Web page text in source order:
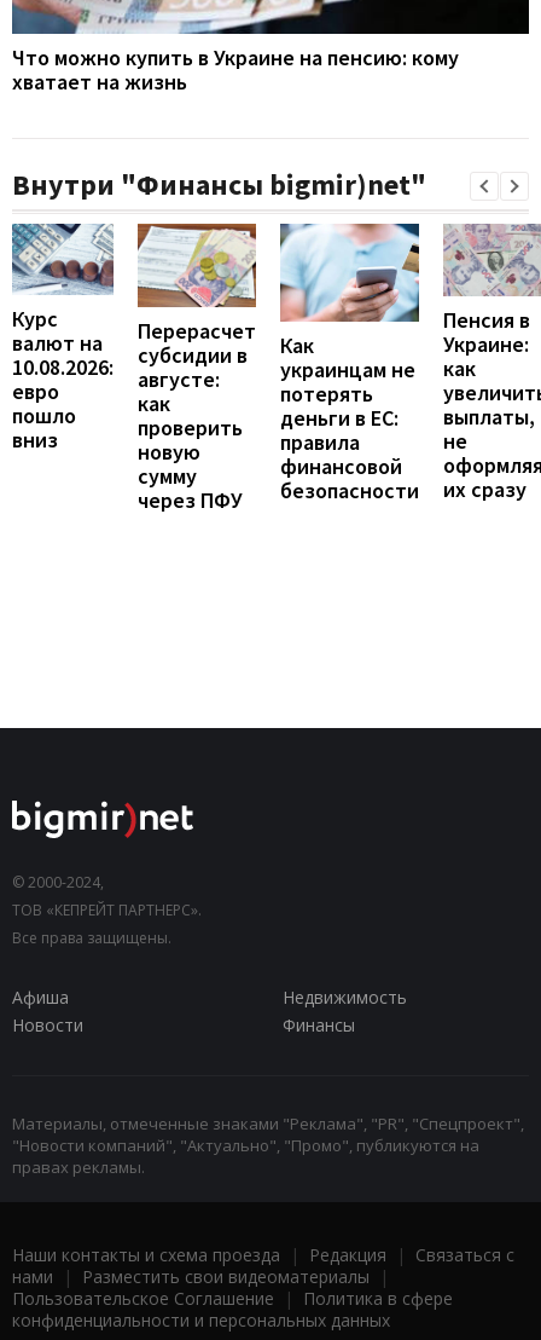
Что можно купить в Украине на пенсию: кому
хватает на жизнь
Внутри "Финансы bigmir)net"
Курс
валют на
10.08.2026:
евро
пошло
вниз
Перерасчет
субсидии в
августе:
как
проверить
новую
сумму
через ПФУ
Как
украинцам не
потерять
деньги в ЕС:
правила
финансовой
безопасности
Пенсия в
Украине:
как
выплаты,
не
их сразу
© 2000-2024,
ТОВ «КЕПРЕЙТ ПАРТНЕРС».
Все права защищены.
Афиша
Недвижимость
Новости
Финансы
Материалы, отмеченные знаками "Реклама", "PR", "Спецпроект",
"Новости компаний", "Актуально", "Промо", публикуются на
правах рекламы.
Наши контакты и схема проезда | Редакция | Связаться с
нами | Разместить свои видеоматериалы |
Пользовательское Соглашение |
Политика в сфере
конфиденциальности и персональных данных